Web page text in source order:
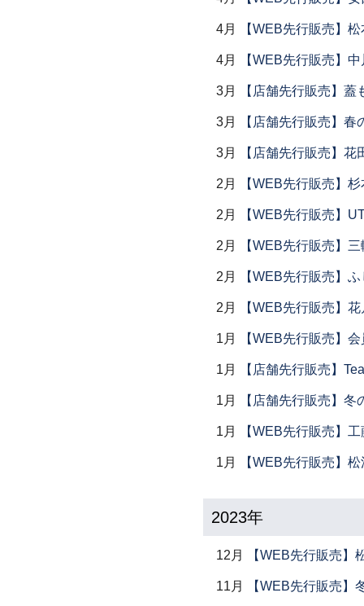
4月 【WEB先行販売】
4月 【WEB先行販売】
3月 【店舗先行販売】蓋
3月 【店舗先行販売】春
3月 【店舗先行販売】
2月 【WEB先行販売】
2月 【WEB先行販売】
2月 【WEB先行販売】
2月 【WEB先行販売】
2月 【WEB先行販売】
1月 【WEB先行販売】
1月 【店舗先行販売】
1月 【店舗先行販売】冬
1月 【WEB先行販売】
1月 【WEB先行販売】
2023年
12月 【WEB先行販売】
11月 【WEB先行販売】